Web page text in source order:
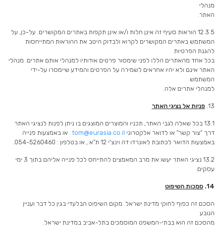
מנהלי
האתר.
12.3.5 הוראות סעיף זה אינן חלות ו/או אינן תקפות באתרים המקושרים. על-כן, על
המשתמש באתרים המקושרים לקרוא ולבדוק היטב את ההוראות המתייחסות
להגנת הפרטיות
בכל אחד מהאתרים הללו לפני שימסור פרטים אודותיו למנהלי אותם אתרים. מנהלי
האתר אינם ולא יהיו אחראים לשמירה על הפרטים והמידע שיימסרו על-ידי
המשתמש
למנהלי אתרים אלה.
13. פניות אל נציגי האתר
13.1 בכל שאלה לגבי האתר, תכניו והמוצרים המוצגים בו ניתן לפנות לנציגי האתר
דרך “צור קשר” או לדואר אלקטרוני tom@eurasia.co.il . או באמצעות פנייה
באמצעות הדואר לכתובת לאונרדו דה וינצ'י 12 ת”א , או בטלפון : 054-5260460.
13.2 נציגי האתר יעשו את מרב המאמצים להתייחס לכל פנייה אליהם בתוך 3 ימי
עסקים.
14. סמכות השיפוט
הסכם זה כפוף לחוקי מדינת ישראל. מקום השיפוט הבלעדי בגין כל דבר ועניין
הנובע
מהסכם זה הוא בבתי-המשפט המוסמכים בתל-אביב במדינת ישראל.